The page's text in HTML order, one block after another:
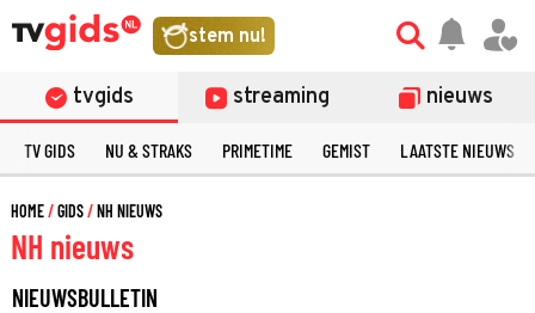
stem nu!
tvgids streaming nieuws
TV GIDS NU & STRAKS PRIMETIME GEMIST LAATSTE NIEUWS
HOME GIDS NH NIEUWS
NH nieuws
NIEUWSBULLETIN